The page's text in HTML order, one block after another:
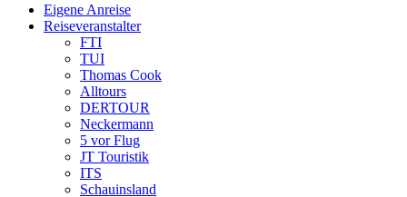
Eigene Anreise
Reiseveranstalter
FTI
TUI
Thomas Cook
Alltours
DERTOUR
Neckermann
5 vor Flug
JT Touristik
ITS
Schauinsland